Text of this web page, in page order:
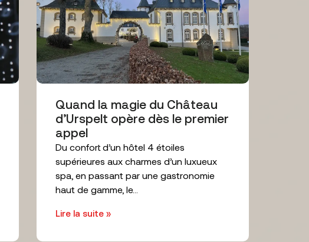
Quand la magie du Château
d’Urspelt opère dès le premier
appel
Du confort d’un hôtel 4 étoiles
supérieures aux charmes d’un luxueux
spa, en passant par une gastronomie
haut de gamme, le...
Lire la suite »